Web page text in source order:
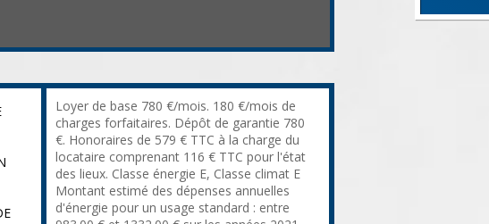
Loyer de base 780 €/mois. 180 €/mois de
charges forfaitaires. Dépôt de garantie 780
€. Honoraires de 579 € TTC à la charge du
locataire comprenant 116 € TTC pour l'état
des lieux. Classe énergie E, Classe climat E
Montant estimé des dépenses annuelles
d'énergie pour un usage standard : entre